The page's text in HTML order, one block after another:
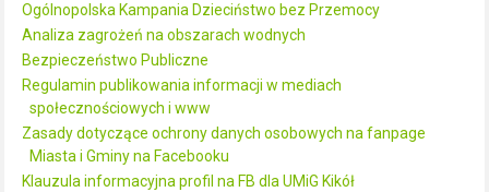
Ogólnopolska Kampania Dzieciństwo bez Przemocy
Analiza zagrożeń na obszarach wodnych
Bezpieczeństwo Publiczne
Regulamin publikowania informacji w mediach
społecznościowych i www
Zasady dotyczące ochrony danych osobowych na fanpage
Miasta i Gminy na Facebooku
Klauzula informacyjna profil na FB dla UMiG Kikół